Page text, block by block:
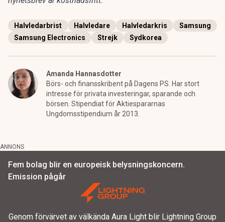
Halvledarbrist Halvledare Halvledarkris
Samsung
Samsung Electronics
Strejk Sydkorea
Amanda Hannasdotter
Börs- och finansskribent på Dagens PS. Har stort
intresse för privata investeringar, sparande och
börsen. Stipendiat för Aktiespararnas
Ungdomsstipendium år 2013.
ANNONS
Fem bolag blir en europeisk belysningskoncern.
Emission pågår
Genom förvärvet av välkända Aura Light blir Lightning Group